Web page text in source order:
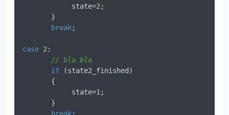
            state=
2 ;
       }
break;
case 2 :
// bla bla
if (state2_finished)
       {
            state=
1 ;
       }